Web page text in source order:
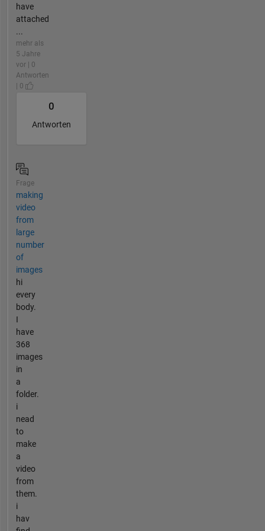
have
attached
...
mehr als
5 Jahre
vor | 0
Antworten
| 0
0
Antworten
Frage
making
video
from
large
number
of
images
hi
every
body.
I
have
368
images
in
a
folder.
i
nead
to
make
a
video
from
them.
i
hav